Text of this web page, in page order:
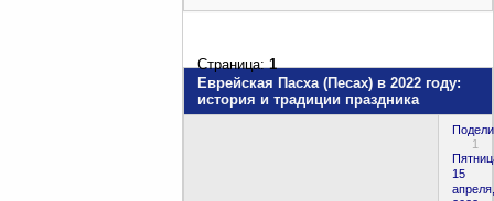
Еврейская Пасха (Песах) в 2022 году:
история и традиции праздника
Страница:1
1
15
апреля,